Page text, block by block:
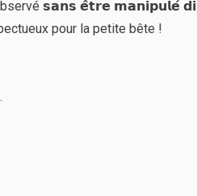
𝘀𝗮𝗻𝘀 𝗲̂𝘁𝗿𝗲 𝗺𝗮𝗻𝗶𝗽𝘂𝗹𝗲́
pour la petite bête !